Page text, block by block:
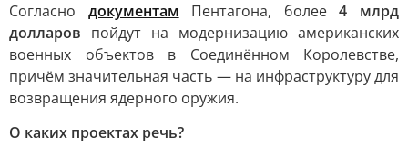
Согласно документам Пентагона, более4 млрд
долларов пойдут на модернизацию американских
военных объектов в Соединённом Королевстве,
причём значительная часть — на инфраструктуру для
возвращения ядерного оружия.
О каких проектах речь?